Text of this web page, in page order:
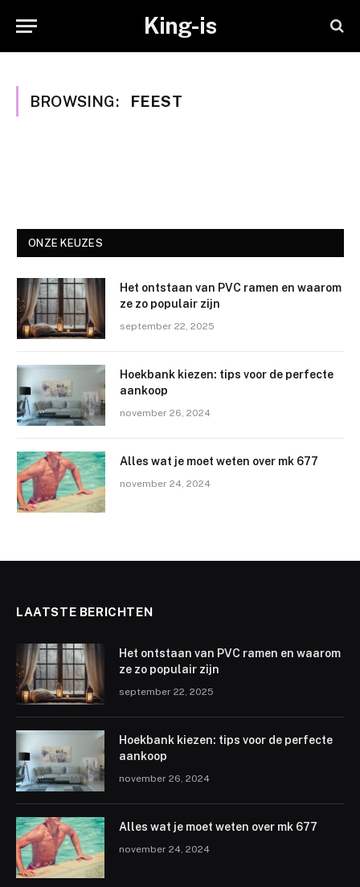
King-is
BROWSING: FEEST
ONZE KEUZES
Het ontstaan van PVC ramen en waarom
ze zo populair zijn
september 22, 2025
Hoekbank kiezen: tips voor de perfecte
aankoop
november 26, 2024
Alles wat je moet weten over mk 677
november 24, 2024
LAATSTE BERICHTEN
Het ontstaan van PVC ramen en waarom
ze zo populair zijn
september 22, 2025
Hoekbank kiezen: tips voor de perfecte
aankoop
november 26, 2024
Alles wat je moet weten over mk 677
november 24, 2024